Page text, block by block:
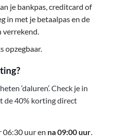
je bankpas, creditcard of
in met je betaalpas en de
opzegbaar.
‘daluren’. Check je in
de 40% korting direct
uur en na 09:00 uur.